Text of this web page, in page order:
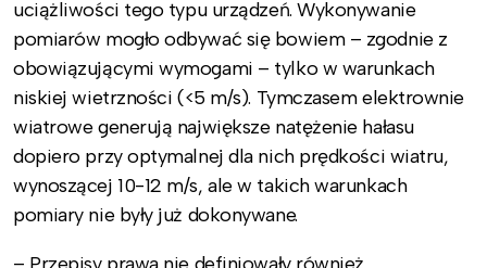
uciążliwości tego typu urządzeń. Wykonywanie
pomiarów mogło odbywać się bowiem – zgodnie z
obowiązującymi wymogami – tylko w warunkach
niskiej wietrzności (<5 m/s). Tymczasem elektrownie
wiatrowe generują największe natężenie hałasu
dopiero przy optymalnej dla nich prędkości wiatru,
wynoszącej 10-12 m/s, ale w takich warunkach
pomiary nie były już dokonywane.